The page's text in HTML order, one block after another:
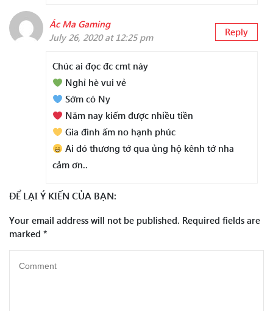
Ác Ma Gaming
July 26, 2020 at 12:25 pm
Reply
Chúc ai đọc đc cmt này
Nghỉ hè vui vẻ
Sớm có Ny
Năm nay kiếm được nhiều tiền
Gia đình ấm no hạnh phúc
Ai đó thương tớ qua ủng hộ kênh tớ nha
cảm ơn..
ĐỂ LẠI Ý KIẾN CỦA BẠN:
Your email address will not be published. Required fields are
marked *